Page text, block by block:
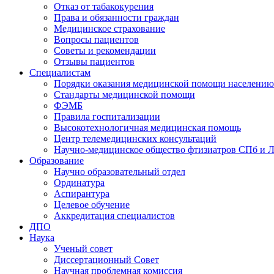
Отказ от табакокурения
Права и обязанности граждан
Медицинское страхование
Вопросы пациентов
Советы и рекомендации
Отзывы пациентов
Специалистам
Порядки оказания медицинской помощи населению
Стандарты медицинской помощи
ФЭМБ
Правила госпитализации
Высокотехнологичная медицинская помощь
Центр телемедицинских консультаций
Научно-медицинское общество фтизиатров СПб и
Образование
Научно образовательный отдел
Ординатура
Аспирантура
Целевое обучение
Аккредитация специалистов
ДПО
Наука
Ученый совет
Диссертационный Совет
Научная проблемная комиссия